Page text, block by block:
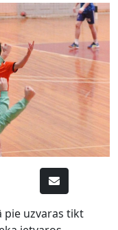
pie uzvaras tikt